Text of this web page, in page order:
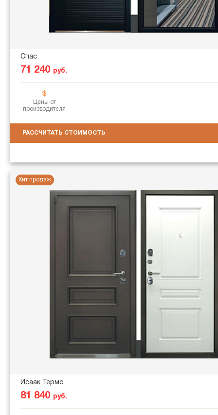
Спас
71 240 руб.
Цены от
производителя
РАССЧИТАТЬ СТОИМОСТЬ
Хит продаж
Исаак Термо
81 840 руб.